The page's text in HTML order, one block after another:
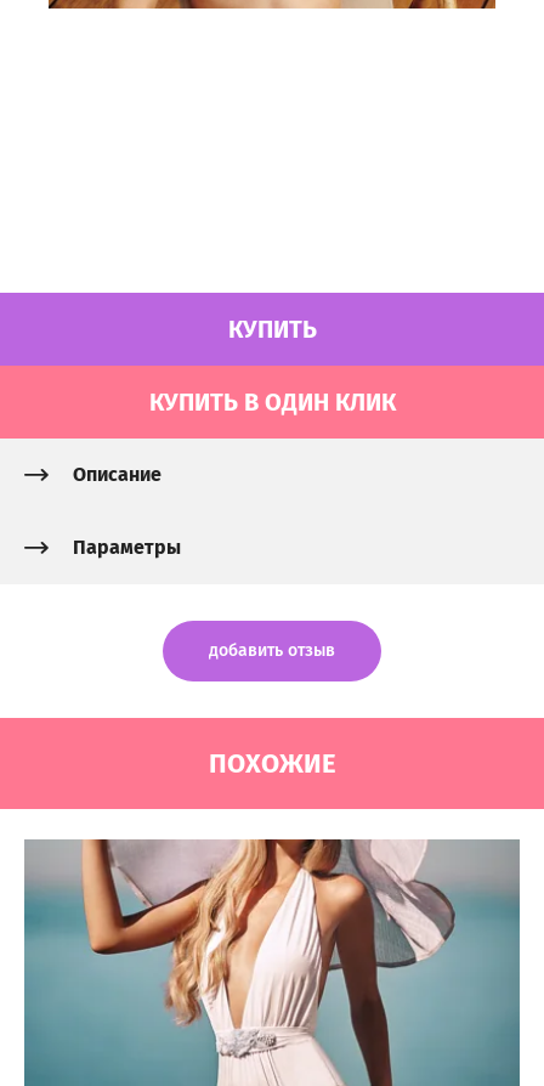
КУПИТЬ
КУПИТЬ В ОДИН КЛИК
Описание
Параметры
добавить отзыв
ПОХОЖИЕ